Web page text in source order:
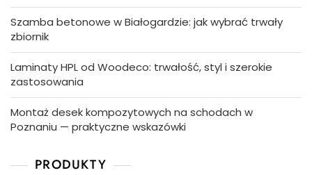
Szamba betonowe w Białogardzie: jak wybrać trwały
zbiornik
Laminaty HPL od Woodeco: trwałość, styl i szerokie
zastosowania
Montaż desek kompozytowych na schodach w
Poznaniu — praktyczne wskazówki
PRODUKTY